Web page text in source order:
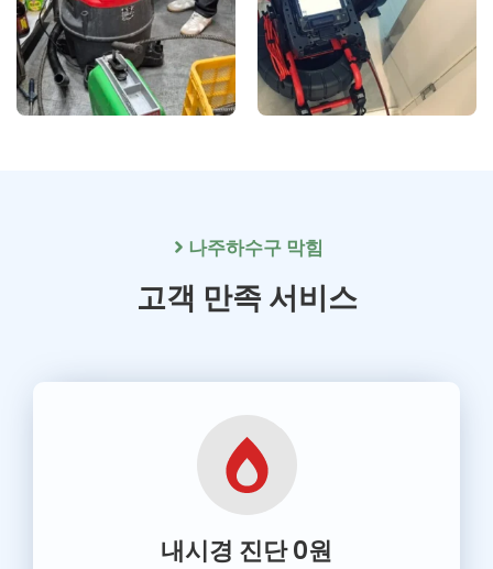
나주하수구 막힘
고객 만족 서비스
내시경 진단0원